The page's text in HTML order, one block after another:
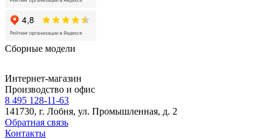
Сборные модели
Интернет-магазин
Производство и офис
8 495 128-11-63
141730, г. Лобня, ул. Промышленная, д. 2
Обратная связь
Контакты